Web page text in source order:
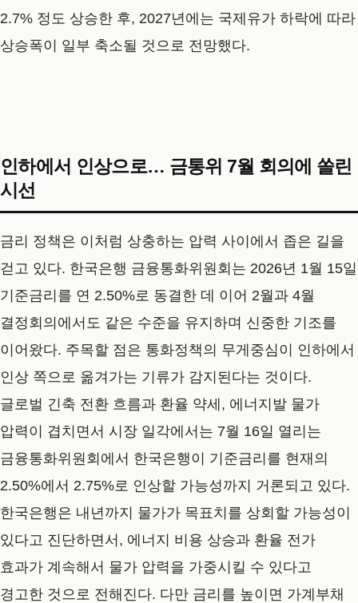
2.7% 정도 상승한 후, 2027년에는 국제유가 하락에 따라
상승폭이 일부 축소될 것으로 전망했다.
인하에서 인상으로… 금통위 7월 회의에 쏠린
시선
금리 정책은 이처럼 상충하는 압력 사이에서 좁은 길을
걷고 있다. 한국은행 금융통화위원회는 2026년 1월 15일
기준금리를 연 2.50%로 동결한 데 이어 2월과 4월
결정회의에서도 같은 수준을 유지하며 신중한 기조를
이어왔다. 주목할 점은 통화정책의 무게중심이 인하에서
인상 쪽으로 옮겨가는 기류가 감지된다는 것이다.
글로벌 긴축 전환 흐름과 환율 약세, 에너지발 물가
압력이 겹치면서 시장 일각에서는 7월 16일 열리는
금융통화위원회에서 한국은행이 기준금리를 현재의
2.50%에서 2.75%로 인상할 가능성까지 거론되고 있다.
한국은행은 내년까지 물가가 목표치를 상회할 가능성이
있다고 진단하면서, 에너지 비용 상승과 환율 전가
효과가 계속해서 물가 압력을 가중시킬 수 있다고
경고한 것으로 전해진다. 다만 금리를 높이면 가계부채